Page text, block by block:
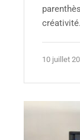
10 juillet